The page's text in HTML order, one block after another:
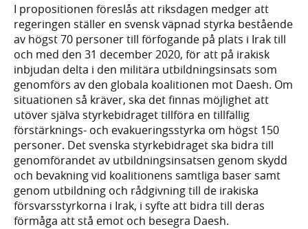
I propositionen föreslås att riksdagen medger att
regeringen ställer en svensk väpnad styrka bestående
av högst 70 personer till förfogande på plats i Irak till
och med den 31 december 2020, för att på irakisk
inbjudan delta i den militära utbildningsinsats som
genomförs av den globala koalitionen mot Daesh. Om
situationen så kräver, ska det finnas möjlighet att
utöver själva styrkebidraget tillföra en tillfällig
förstärknings- och evakueringsstyrka om högst 150
personer. Det svenska styrkebidraget ska bidra till
genomförandet av utbildningsinsatsen genom skydd
och bevakning vid koalitionens samtliga baser samt
genom utbildning och rådgivning till de irakiska
försvarsstyrkorna i Irak, i syfte att bidra till deras
förmåga att stå emot och besegra Daesh.